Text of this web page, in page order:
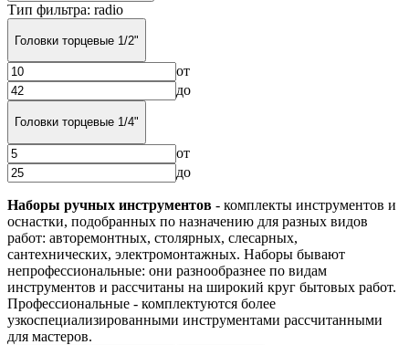
Тип фильтра: radio
Головки торцевые 1/2"
от
до
Головки торцевые 1/4"
от
до
Наборы ручных инструментов - комплекты инструментов и
оснастки, подобранных по назначению для разных видов
работ: авторемонтных, столярных, слесарных,
сантехнических, электромонтажных. Наборы бывают
непрофессиональные: они разнообразнее по видам
инструментов и рассчитаны на широкий круг бытовых работ.
Профессиональные - комплектуются более
узкоспециализированными инструментами рассчитанными
для мастеров.